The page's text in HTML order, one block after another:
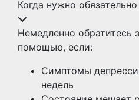
Когда нужно
Немедленно обратитесь
помощью, если:
Симптомы
недель